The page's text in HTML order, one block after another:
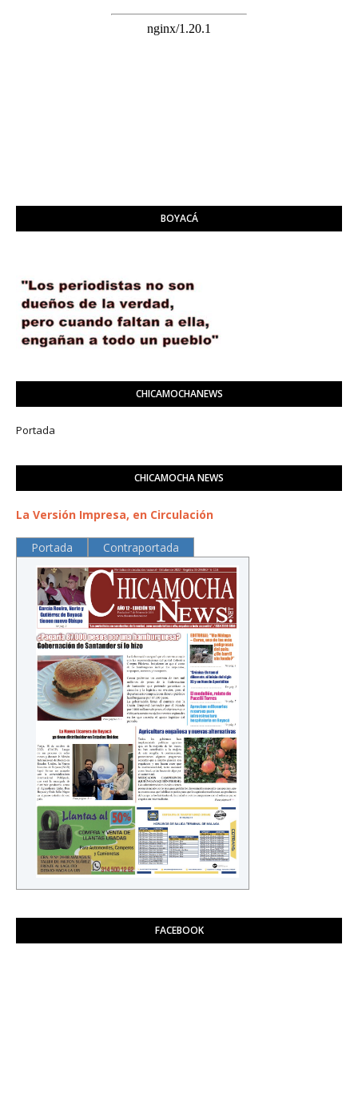
BOYACÁ
CHICAMOCHANEWS
Portada
CHICAMOCHA NEWS
La Versión Impresa, en Circulación
Portada Contraportada
FACEBOOK